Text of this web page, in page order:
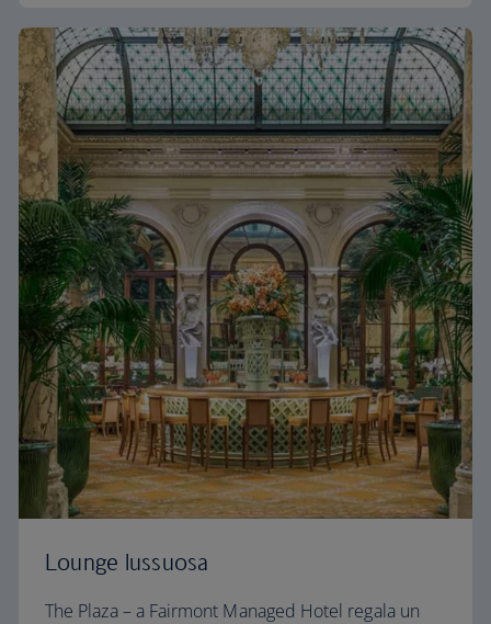
Lounge lussuosa
The Plaza – a Fairmont Managed Hotel regala un